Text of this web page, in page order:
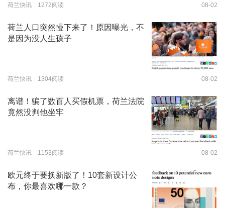
荷兰快讯 1272阅读 08-02
荷兰人口突然慢下来了！原因曝光，不
是因为没人生孩子
荷兰快讯 1304阅读 08-02
离谱！骗了数百人买假机票，荷兰法院
竟然没判他坐牢
荷兰快讯 1153阅读 08-02
欧元终于要换新版了！10套新设计公
布，你最喜欢哪一款？